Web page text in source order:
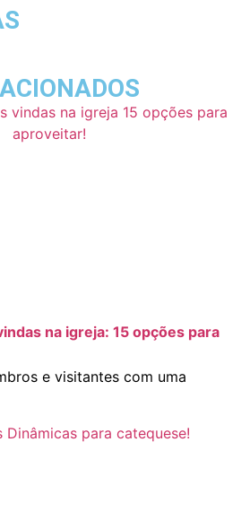
na igreja: 15 opções para
e visitantes com uma